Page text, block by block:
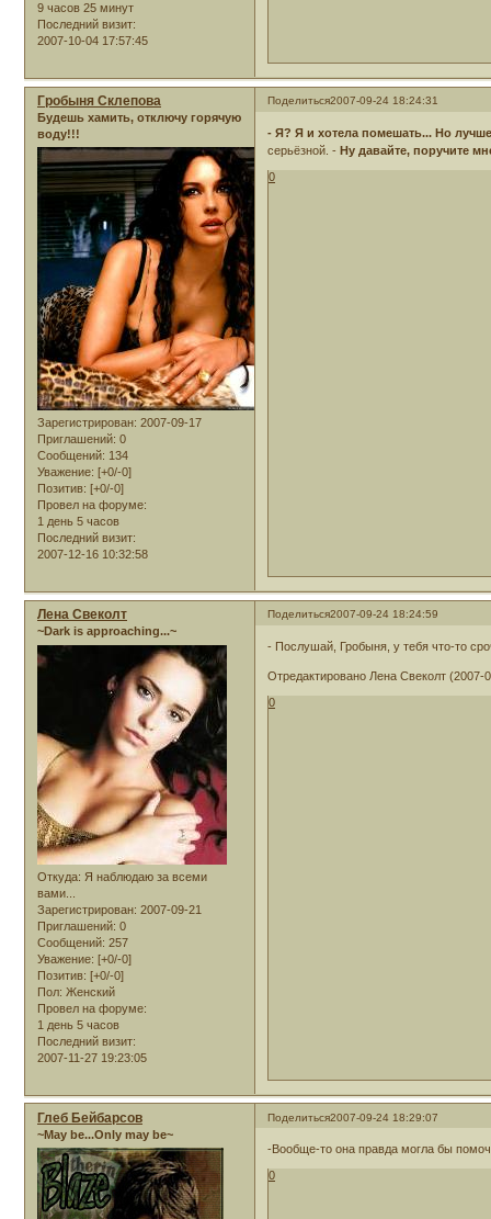
9 часов 25 минут
Последний визит:
2007-10-04 17:57:45
Поделиться2007-09-24 18:24:31
Гробыня Склепова
Будешь хамить, отключу горячую
воду!!!
Зарегистрирован: 2007-09-17
Приглашений: 0
Сообщений: 134
Уважение: [+0/-0]
Позитив: [+0/-0]
Провел на форуме:
1 день 5 часов
Последний визит:
2007-12-16 10:32:58
- Я? Я и хотела помешать... Но
серьёзной. -Ну давайте, поручите
0
Поделиться2007-09-24 18:24:59
Лена Свеколт
~Dark is approaching...~
Откуда: Я наблюдаю за всеми
вами...
Зарегистрирован: 2007-09-21
Приглашений: 0
Сообщений: 257
Уважение: [+0/-0]
Позитив: [+0/-0]
Пол: Женский
Провел на форуме:
1 день 5 часов
Последний визит:
2007-11-27 19:23:05
- Послушай, Гробыня, у тебя что-то
Отредактировано Лена Свеколт (2007-
0
Поделиться2007-09-24 18:29:07
Глеб Бейбарсов
~May be...Only may be~
-Вообще-то она правда могла бы
0